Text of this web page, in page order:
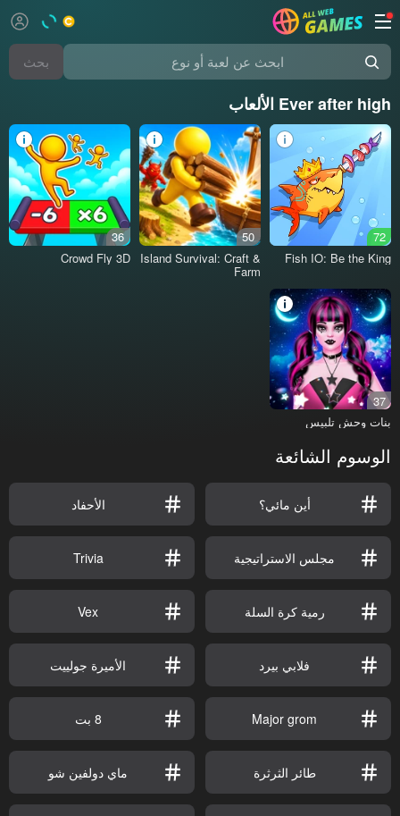
ابحث عن لعبة أو نوع بحث
Ever after high الألعاب
72
Fish IO: Be the King
50
Island Survival: Craft &
Farm
36
Crowd Fly 3D
37
بنات وحش تلبيس
الوسوم الشائعة
أين مائي؟ الأحفاد
مجلس الاستراتيجية Trivia
رمية كرة السلة Vex
فلابي بيرد الأميرة جولييت
Major grom 8 بت
طائر الثرثرة ماي دولفين شو